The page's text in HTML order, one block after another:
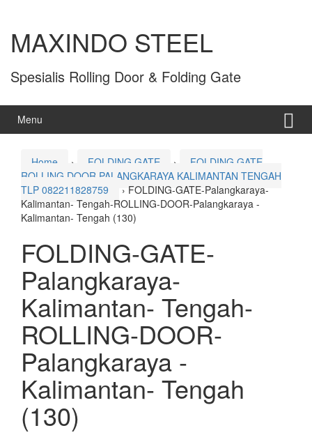
MAXINDO STEEL
Spesialis Rolling Door & Folding Gate
Menu
Home › FOLDING GATE ›
FOLDING GATE
ROLLING DOOR PALANGKARAYA KALIMANTAN TENGAH
TLP 082211828759
› FOLDING-GATE-Palangkaraya-
Kalimantan- Tengah-ROLLING-DOOR-Palangkaraya -
Kalimantan- Tengah (130)
FOLDING-GATE-
Palangkaraya-
Kalimantan- Tengah-
ROLLING-DOOR-
Palangkaraya -
Kalimantan- Tengah
(130)